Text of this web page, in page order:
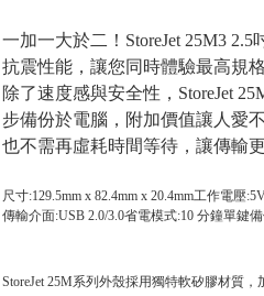
一加一大於二！StoreJet 25M3
抗震性能，讓您同時體驗最高規
除了速度感與安全性，StoreJet
步備份於電腦，附加價值讓人愛
也不需再虛耗時間等待，讓傳輸
尺寸:129.5mm x 82.4mm x 20.4mm工作電
傳輸介面:USB 2.0/3.0省電模式:10 分鐘單鍵
StoreJet 25M系列外殼採用獨特軟矽膠材質